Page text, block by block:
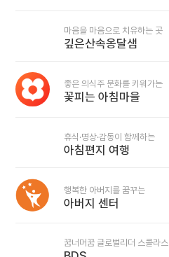
마음을 마음으로 치유하는 곳
깊은산속옹달샘
좋은 의식주 문화를 키워가는
꽃피는 아침마을
휴식·명상·감동이 함께하는
아침편지 여행
행복한 아버지를 꿈꾸는
아버지 센터
꿈너머꿈 글로벌리더 스콜라스